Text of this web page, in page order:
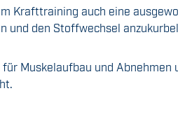
Krafttraining auch eine
und den Stoffwechsel
Muskelaufbau und